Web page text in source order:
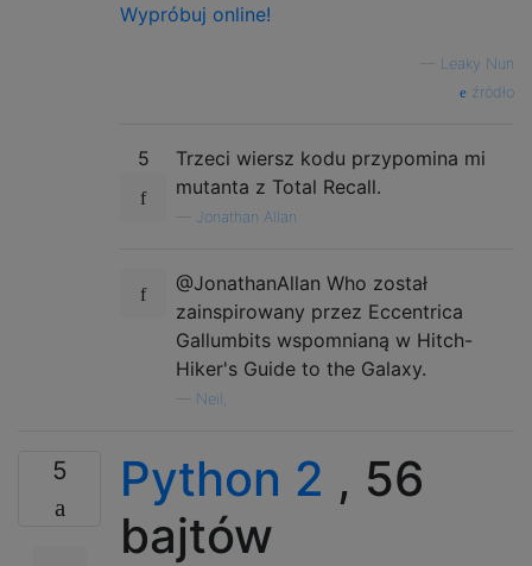
Wypróbuj online!
Leaky Nun
źródło
5
Trzeci wiersz kodu przypomina mi
mutanta z Total Recall.
Jonathan Allan
@JonathanAllan Who został
zainspirowany przez Eccentrica
Gallumbits wspomnianą w Hitch-
Hiker's Guide to the Galaxy.
Neil,
5 Python 2 , 56
bajtów